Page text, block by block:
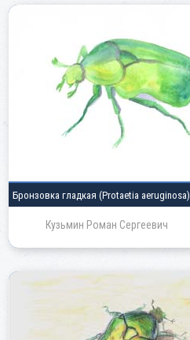
Бронзовка гладкая (Protaetia aeruginosa)
Кузьмин Роман Сергеевич